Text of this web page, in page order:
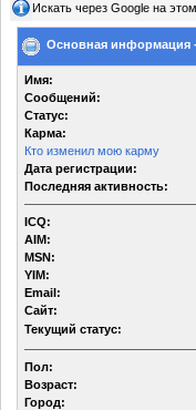
Искать через Google на
Основная информация
Имя:
Сообщений:
Статус:
Карма:
Кто изменил мою карму
Дата регистрации:
Последняя активность:
ICQ:
AIM:
MSN:
YIM:
Email:
Сайт:
Текущий статус:
Пол:
Возраст:
Город: